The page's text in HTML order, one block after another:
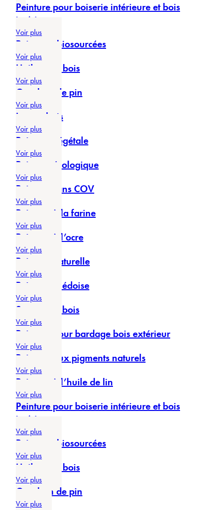
Peinture pour boiserie intérieure et bois
intérieur
Voir plus
Peintures biosourcées
Voir plus
Huile pour bois
Voir plus
Goudron de pin
Voir plus
Lasure bois
Voir plus
Peinture végétale
Voir plus
Peinture écologique
Voir plus
Peinture sans COV
Voir plus
Peinture à la farine
Voir plus
Peinture à l’ocre
Voir plus
Peinture naturelle
Voir plus
Peinture suédoise
Voir plus
Saturateur bois
Voir plus
Peinture pour bardage bois extérieur
Voir plus
Peinture aux pigments naturels
Voir plus
Peinture à l’huile de lin
Voir plus
Peinture pour boiserie intérieure et bois
intérieur
Voir plus
Peintures biosourcées
Voir plus
Huile pour bois
Voir plus
Goudron de pin
Voir plus